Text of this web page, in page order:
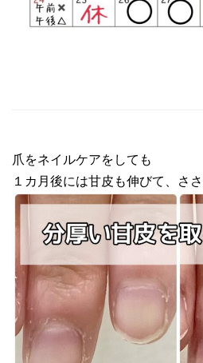
爪をネイルケアをしても
１カ月後には甘皮も伸びて、さ